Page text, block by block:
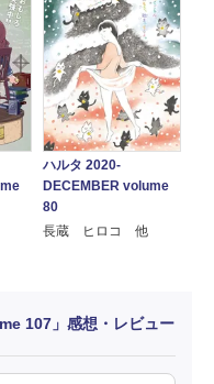
ハルタ 2020-
DECEMBER volume
80
長蔵 ヒロコ 他
107」感想・レビュー